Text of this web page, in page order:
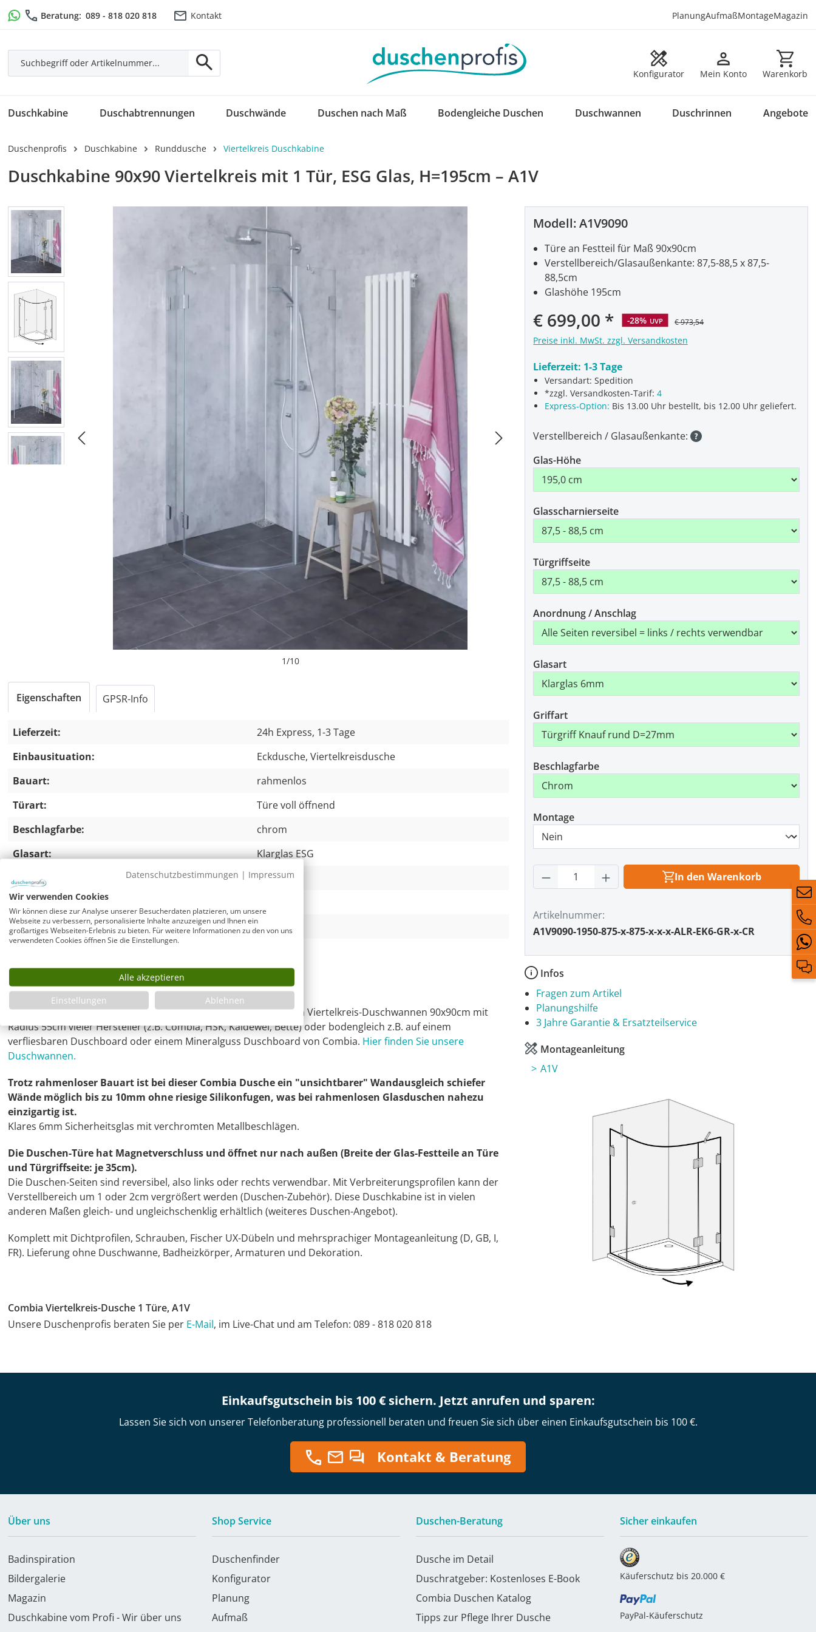
Hauptinhalt springen
Zur Suche springen
Zur Hauptnavigation springen
Beratung: 089 - 818 020 818 Kontakt PlanungAufmaßMontageMagazin
Konfigurator Mein Konto Warenkorb
Warenkorb
Duschkabine Duschabtrennungen Duschwände Duschen nach Maß Bodengleiche Duschen Duschwannen Duschrinnen Angebote
Duschenprofis Duschkabine Runddusche Viertelkreis Duschkabine
Duschkabine 90x90 Viertelkreis mit 1 Tür, ESG Glas, H=195cm – A1V
Bildergalerie überspringen
1/10
Modell:A1V9090
€ 699,00 -28% UVP € 973,54
Preise inkl. MwSt. zzgl. Versandkosten
Lieferzeit: 1-3 Tage
Versandart: Spedition
*zzgl. Versandkosten-Tarif:4
Express-Option: Bis 13.00 Uhr bestellt, bis 12.00 Uhr geliefert.
Türe an Festteil für Maß 90x90cm
Verstellbereich/Glasaußenkante: 87,5-88,5 x 87,5-
88,5cm
Glashöhe 195cm
Verstellbereich / Glasaußenkante:
Glas-Höhe
Glasscharnierseite
Türgriffseite
Anordnung / Anschlag
Glasart
Griffart
Beschlagfarbe
Montage
Produkt Anzahl: Gib den gewünschten
In den Warenkorb
Artikelnummer
A1V9090-1950-875-x-875-x-x-x-ALR-EK6-GR-x-CR
Infos
Fragen zum Artikel
Planungshilfe
3 Jahre Garantie & Ersatzteilservice
Montageanleitung
A1V
Eigenschaften GPSR-Info
Lieferzeit:
24h Express, 1-3 Tage
Einbausituation:
Eckdusche, Viertelkreisdusche
Bauart:
rahmenlos
Türart:
Türe voll öffnend
Beschlagfarbe:
chrom
Glasart:
Klarglas ESG
Glasstärke:
6 mm
Glashöhe:
Einbaumaß / Wannenmaß:
90 cm
Viertelkreis-Dusche 1 Türe 90x90cm
Rahmenlose Duschkabine mit Türe an Festteil.
Die Montage der Duschkabine ist möglich auf im Maß passenden Viertelkreis-Duschwannen 90x90cm mit
Radius 55cm vieler Hersteller (z.B. Combia, HSK, Kaldewei, Bette) oder bodengleich z.B. auf einem
verfliesbaren Duschboard oder einem Mineralguss Duschboard von Combia. Hier finden Sie unsere
Duschwannen.
Trotz rahmenloser Bauart ist bei dieser Combia Dusche ein "unsichtbarer" Wandausgleich schiefer
Wände möglich bis zu 10mm ohne riesige Silikonfugen, was bei rahmenlosen Glasduschen nahezu
einzigartig ist.
Klares 6mm Sicherheitsglas mit verchromten Metallbeschlägen.
Die Duschen-Türe hat Magnetverschluss und öffnet nur nach außen (Breite der Glas-Festteile an Türe
und Türgriffseite: je 35cm).
Die Duschen-Seiten sind reversibel, also links oder rechts verwendbar. Mit Verbreiterungsprofilen kann der
Verstellbereich um 1 oder 2cm vergrößert werden (Duschen-Zubehör). Diese Duschkabine ist in vielen
anderen Maßen gleich- und ungleichschenklig erhältlich (weiteres Duschen-Angebot).
Komplett mit Dichtprofilen, Schrauben, Fischer UX-Dübeln und mehrsprachiger Montageanleitung (D, GB, I,
FR). Lieferung ohne Duschwanne, Badheizkörper, Armaturen und Dekoration.
Combia Viertelkreis-Dusche 1 Türe, A1V
Unsere Duschenprofis beraten Sie per E-Mail, im Live-Chat und am Telefon: 089 - 818 020 818
Einkaufsgutschein bis 100 € sichern. Jetzt anrufen und sparen:
Lassen Sie sich von unserer Telefonberatung professionell beraten und freuen Sie sich über einen Einkaufsgutschein bis 100 €.
Kontakt & Beratung
Über uns
Badinspiration
Bildergalerie
Magazin
Duschkabine vom Profi - Wir über uns
Shop Service
Duschenfinder
Konfigurator
Planung
Aufmaß
Duschen-Beratung
Dusche im Detail
Duschratgeber: Kostenloses E-Book
Combia Duschen Katalog
Tipps zur Pflege Ihrer Dusche
Sicher einkaufen
Käuferschutz bis 20.000 €
PayPal-Käuferschutz
Datenschutzbestimmungen | Impressum
Wir verwenden Cookies
Wir können diese zur Analyse unserer Besucherdaten platzieren, um unsere
Webseite zu verbessern, personalisierte Inhalte anzuzeigen und Ihnen ein
großartiges Webseiten-Erlebnis zu bieten. Für weitere Informationen zu den von uns
verwendeten Cookies öffnen Sie die Einstellungen.
Alle akzeptieren
Einstellungen
Ablehnen